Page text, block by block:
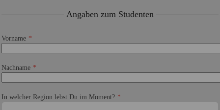
Angaben zum Studenten
Vorname
Nachname
In welcher Region lebst Du im Moment?